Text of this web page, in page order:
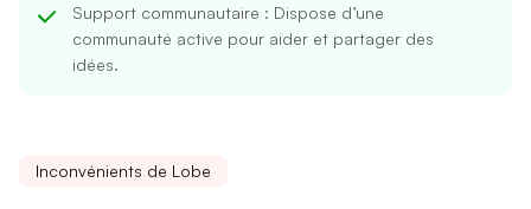
Support communautaire : Dispose d’une
communauté active pour aider et partager des
idées.
Inconvénients de Lobe